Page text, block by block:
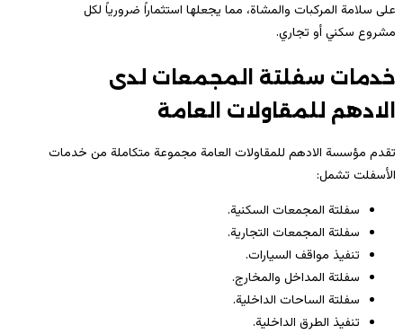
على سلامة المركبات والمشاة، مما يجعلها استثماراً ضرورياً لكل
مشروع سكني أو تجاري.
خدمات سفلتة المجمعات لدى
الادهم للمقاولات العامة
تقدم مؤسسة الادهم للمقاولات العامة مجموعة متكاملة من خدمات
الأسفلت تشمل:
سفلتة المجمعات السكنية.
سفلتة المجمعات التجارية.
تنفيذ مواقف السيارات.
سفلتة المداخل والمخارج.
سفلتة الساحات الداخلية.
تنفيذ الطرق الداخلية.